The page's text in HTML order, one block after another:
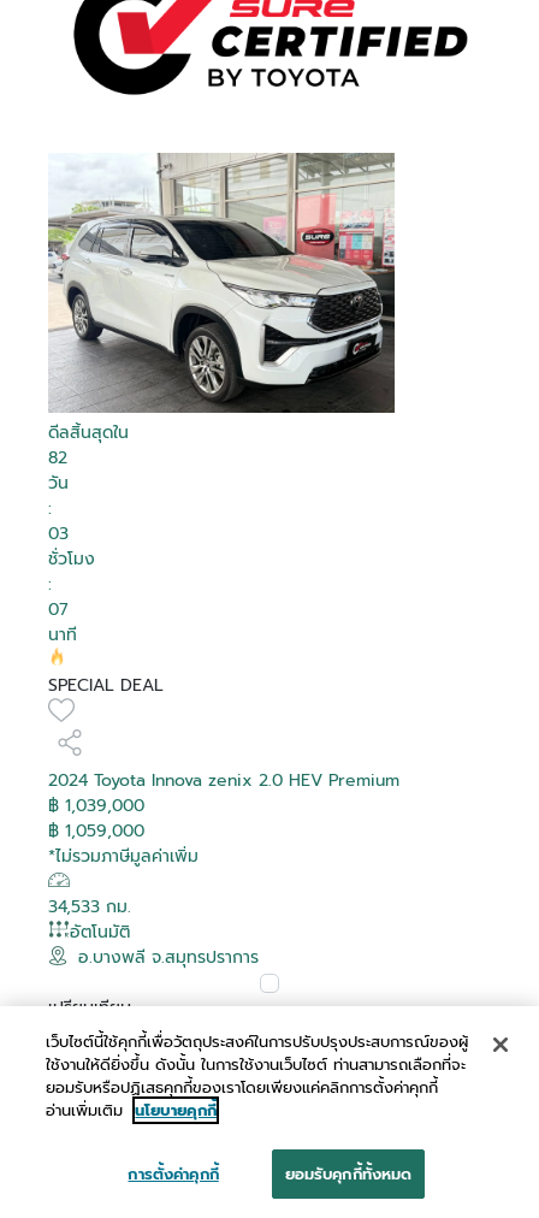
ดีลสิ้นสุดใน
82
วัน
:
03
ชั่วโมง
:
07
นาที
SPECIAL DEAL
2024 Toyota Innova zenix 2.0 HEV Premium
฿ 1,039,000
฿ 1,059,000
*ไม่รวมภาษีมูลค่าเพิ่ม
34,533 กม.
อัตโนมัติ
อ.บางพลี จ.สมุทรปราการ
เปรียบเทียบ
ผ่อนเริ่มต้น
฿ 20,072 /เดือน
เว็บไซต์นี้ใช้คุกกี้เพื่อวัตถุประสงค์ในการปรับปรุงประสบการณ์ของผู้
ใช้งานให้ดียิ่งขึ้น ดังนั้น ในการใช้งานเว็บไซต์ ท่านสามารถเลือกที่จะ
ยอมรับหรือปฏิเสธคุกกี้ของเราโดยเพียงแค่คลิกการตั้งค่าคุกกี้
อ่านเพิ่มเติม นโยบายคุกกี้
การตั้งค่าคุกกี้ ยอมรับคุกกี้ทั้งหมด